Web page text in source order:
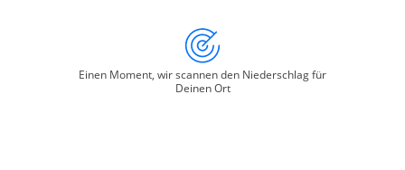
Einen Moment, wir scannen den Niederschlag für
Deinen Ort